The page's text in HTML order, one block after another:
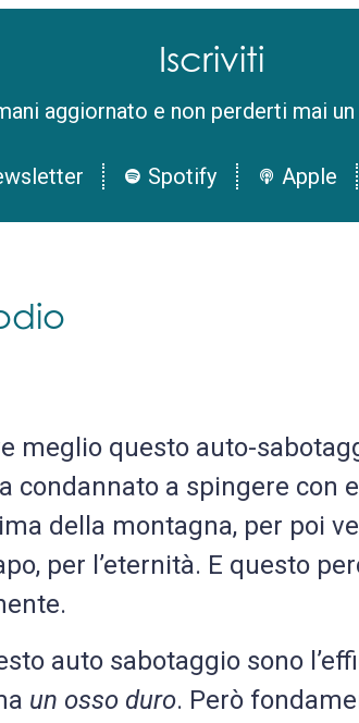
Iscriviti
aggiornato e non perderti mai
Spotify Apple
meglio questo auto-
condannato a spingere con
della montagna, per poi
per l’eternità. E questo
auto sabotaggio sono
un osso duro. Però